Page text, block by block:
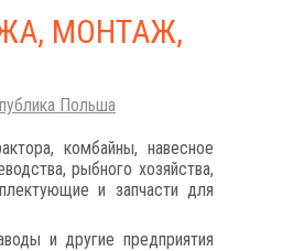
МОНТАЖ,
Польша
комбайны, навесное
рыбного хозяйства,
и запчасти для
и другие предприятия